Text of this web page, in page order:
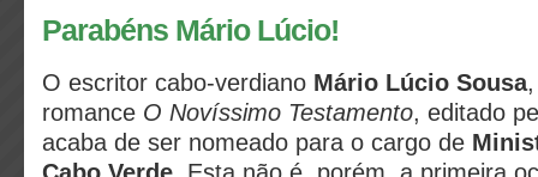
Parabéns Mário Lúcio!
O escritor cabo-verdiano Mário Lúcio Sousa
romance O Novíssimo Testamento, editado
acaba de ser nomeado para o cargo de